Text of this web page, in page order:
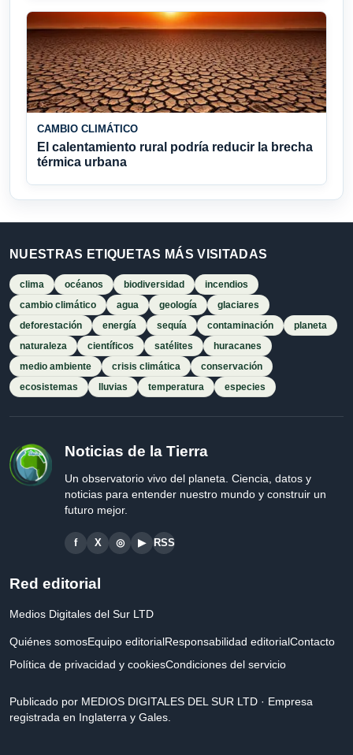
CAMBIO CLIMÁTICO
El calentamiento rural podría reducir la brecha
térmica urbana
NUESTRAS ETIQUETAS MÁS VISITADAS
clima océanos biodiversidad
incendios
cambio climático
agua geología
glaciares
deforestación
energía sequía contaminación
planeta
naturaleza
científicos satélites
huracanes
medio ambiente
crisis climática
conservación
ecosistemas
lluvias temperatura especies
Noticias de la Tierra
Un observatorio vivo del planeta. Ciencia, datos y
noticias para entender nuestro mundo y construir un
futuro mejor.
f X ◎ ▶ RSS
Red editorial
Medios Digitales del Sur LTD
Quiénes somosEquipo editorialResponsabilidad editorialContacto
Política de privacidad y cookiesCondiciones del servicio
Publicado por MEDIOS DIGITALES DEL SUR LTD · Empresa
registrada en Inglaterra y Gales.